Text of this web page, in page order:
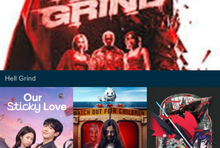
Hell Grind